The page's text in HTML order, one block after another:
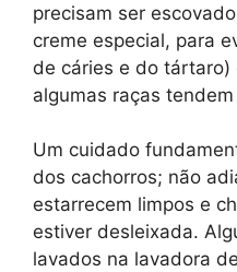
precisam ser
creme especial, para
de cáries e do tártaro)
algumas raças
Um cuidado
dos cachorros; não
estarrecem limpos e
estiver desleixada.
lavados na lavadora